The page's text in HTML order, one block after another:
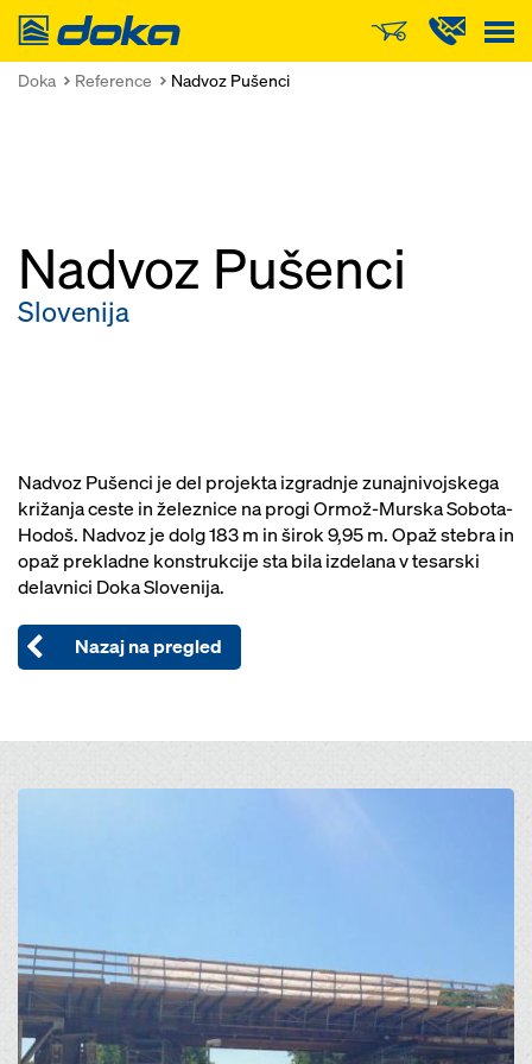
Doka
Doka Reference Nadvoz Pušenci
Nadvoz Pušenci
Slovenija
Nadvoz Pušenci je del projekta izgradnje zunajnivojskega
križanja ceste in železnice na progi Ormož-Murska Sobota-
Hodoš. Nadvoz je dolg 183 m in širok 9,95 m. Opaž stebra in
opaž prekladne konstrukcije sta bila izdelana v tesarski
delavnici Doka Slovenija.
Nazaj na pregled
Open